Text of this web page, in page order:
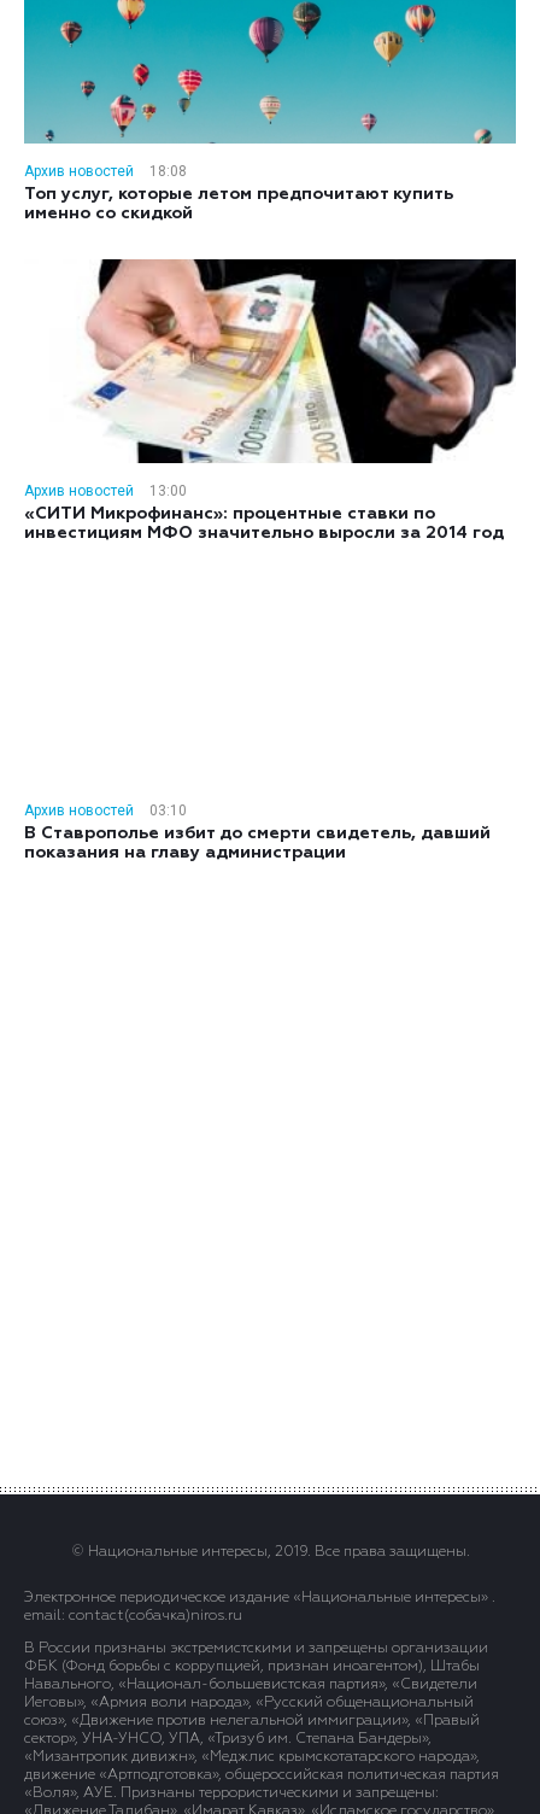
Архив новостей
18:08
Топ услуг, которые летом предпочитают купить
именно со скидкой
Архив новостей
13:00
«СИТИ Микрофинанс»: процентные ставки по
инвестициям МФО значительно выросли за 2014 год
Архив новостей
03:10
В Ставрополье избит до смерти свидетель, давший
показания на главу администрации
© Национальные интересы, 2019. Все права защищены.
Электронное периодическое издание «Национальные интересы» .
email: contact(сoбaчка)niros.ru
В России признаны экстремистскими и запрещены организации
ФБК (Фонд борьбы с коррупцией, признан иноагентом), Штабы
Навального, «Национал-большевистская партия», «Свидетели
Иеговы», «Армия воли народа», «Русский общенациональный
союз», «Движение против нелегальной иммиграции», «Правый
сектор», УНА-УНСО, УПА, «Тризуб им. Степана Бандеры»,
«Мизантропик дивижн», «Меджлис крымскотатарского народа»,
движение «Артподготовка», общероссийская политическая партия
«Воля», АУЕ. Признаны террористическими и запрещены: